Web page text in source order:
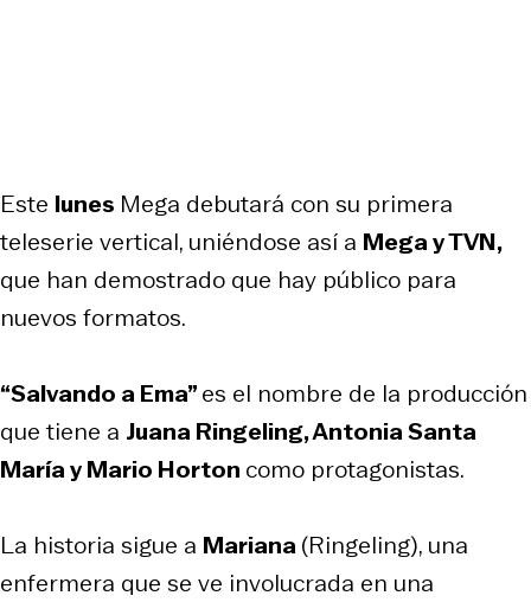
Este lunes Mega debutará con su primera
teleserie vertical, uniéndose así a Mega y TVN,
que han demostrado que hay público para
nuevos formatos.
“Salvando a Ema”es el nombre de la producción
que tiene a Juana Ringeling, Antonia Santa
María y Mario Horton como protagonistas.
La historia sigue a Mariana(Ringeling), una
enfermera que se ve involucrada en una